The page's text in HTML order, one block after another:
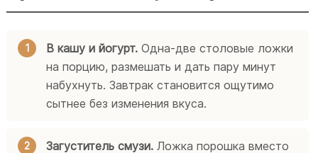
В кашу и йогурт. Одна-две столовые ложки
на порцию, размешать и дать пару минут
набухнуть. Завтрак становится ощутимо
сытнее без изменения вкуса.
Загуститель смузи. Ложка порошка вместо